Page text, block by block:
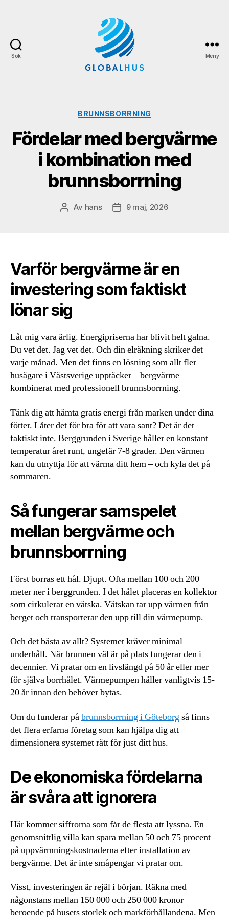
Sök Meny
Kategorier
BRUNNSBORRNING
Fördelar med bergvärme
i kombination med
brunnsborrning
Inläggsförfattare
Av hans Inläggsdatum
9 maj, 2026
Varför bergvärme är en
investering som faktiskt
lönar sig
Låt mig vara ärlig. Energipriserna har blivit helt galna.
Du vet det. Jag vet det. Och din elräkning skriker det
varje månad. Men det finns en lösning som allt fler
husägare i Västsverige upptäcker – bergvärme
kombinerat med professionell brunnsborrning.
Tänk dig att hämta gratis energi från marken under dina
fötter. Låter det för bra för att vara sant? Det är det
faktiskt inte. Berggrunden i Sverige håller en konstant
temperatur året runt, ungefär 7-8 grader. Den värmen
kan du utnyttja för att värma ditt hem – och kyla det på
sommaren.
Så fungerar samspelet
mellan bergvärme och
brunnsborrning
Först borras ett hål. Djupt. Ofta mellan 100 och 200
meter ner i berggrunden. I det hålet placeras en kollektor
som cirkulerar en vätska. Vätskan tar upp värmen från
berget och transporterar den upp till din värmepump.
Och det bästa av allt? Systemet kräver minimal
underhåll. När brunnen väl är på plats fungerar den i
decennier. Vi pratar om en livslängd på 50 år eller mer
för själva borrhålet. Värmepumpen håller vanligtvis 15-
20 år innan den behöver bytas.
Om du funderar påbrunnsborrning i Göteborgså finns
det flera erfarna företag som kan hjälpa dig att
dimensionera systemet rätt för just ditt hus.
De ekonomiska fördelarna
är svåra att ignorera
Här kommer siffrorna som får de flesta att lyssna. En
genomsnittlig villa kan spara mellan 50 och 75 procent
på uppvärmningskostnaderna efter installation av
bergvärme. Det är inte småpengar vi pratar om.
Visst, investeringen är rejäl i början. Räkna med
någonstans mellan 150 000 och 250 000 kronor
beroende på husets storlek och markförhållandena. Men